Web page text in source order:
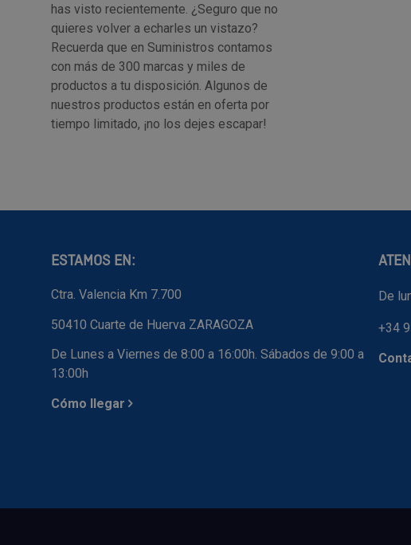
has visto recientemente. ¿Seguro que no
quieres volver a echarles un vistazo?
Recuerda que en Suministros contamos
con más de 300 marcas y miles de
productos a tu disposición. Algunos de
nuestros productos están en oferta por
tiempo limitado, ¡no los dejes escapar!
ESTAMOS EN:
Ctra. Valencia Km 7.700
50410 Cuarte de Huerva ZARAGOZA
De Lunes a Viernes de 8:00 a 16:00h. Sábados de 9:00 a
13:00h
Cómo llegar
De
+34